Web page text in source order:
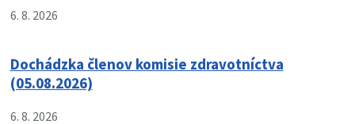
6. 8. 2026
Dochádzka členov komisie zdravotníctva
(05.08.2026)
6. 8. 2026